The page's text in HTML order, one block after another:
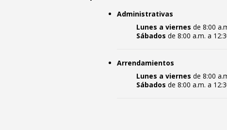
Administrativas
Lunes a viernes de 8:00
Sábados de 8:00 a.m. a
Arrendamientos
Lunes a viernes de 8:00
Sábados de 8:00 a.m. a